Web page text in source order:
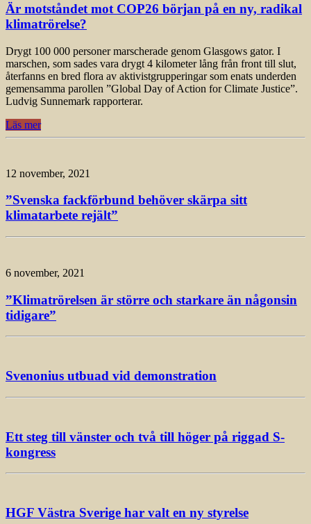
Är motståndet mot COP26 början på en ny, radikal
klimatrörelse?
Drygt 100 000 personer marscherade genom Glasgows gator. I
marschen, som sades vara drygt 4 kilometer lång från front till slut,
återfanns en bred flora av aktivistgrupperingar som enats underden
gemensamma parollen ”Global Day of Action for Climate Justice”.
Ludvig Sunnemark rapporterar.
Läs mer
12 november, 2021
”Svenska fackförbund behöver skärpa sitt
klimatarbete rejält”
6 november, 2021
”Klimatrörelsen är större och starkare än någonsin
tidigare”
Svenonius utbuad vid demonstration
Ett steg till vänster och två till höger på riggad S-
kongress
HGF Västra Sverige har valt en ny styrelse